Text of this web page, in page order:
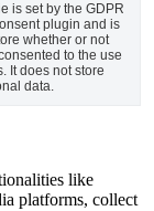
is set by the GDPR
plugin and is
whether or not
to the use
It does not store
data.
like
platforms, collect